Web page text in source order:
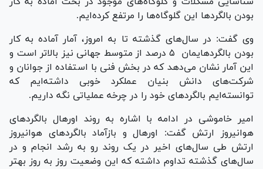
بودن بالگرد‌ها این گلوگاه‌ها را مرتفع کرده‌ایم.
وی گفت: در سال‌های گذشته تا به امروز، آمار آماده به کار
بودن بالگردهایمان ۵ درصد از متوسط جهانی نیز بالاتر است و
این آمار نشان می‌دهد که در بخش فنی با استفاده از جوانان و
شرکت‌های دانش بنیان عملکرد خوبی داشته‌ایم که
توانسته‌ایم بالگرد‌های خود را در چرخه عملیاتی نگه داریم.
امیر خاموشی در ادامه با اشاره به روند اورهال بالگرد‌های
هوانیروز ارتش گفت: اورهال و بازآماد بالگرد‌های هوانیروز
ارتش طی سال‌های اخیر در یک روند رو به رشد انجام و در
سال‌های گذشته تداوم داشته که این وضعیت روز به روز بهتر